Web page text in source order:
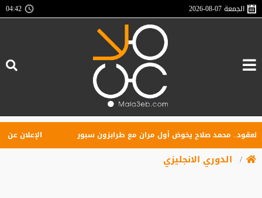
الجمعة2026-08-07
04:42
محمد صلاح يخوض أول مران مع طرابزون سبور الإعلان عن
الدوري الانجليزي